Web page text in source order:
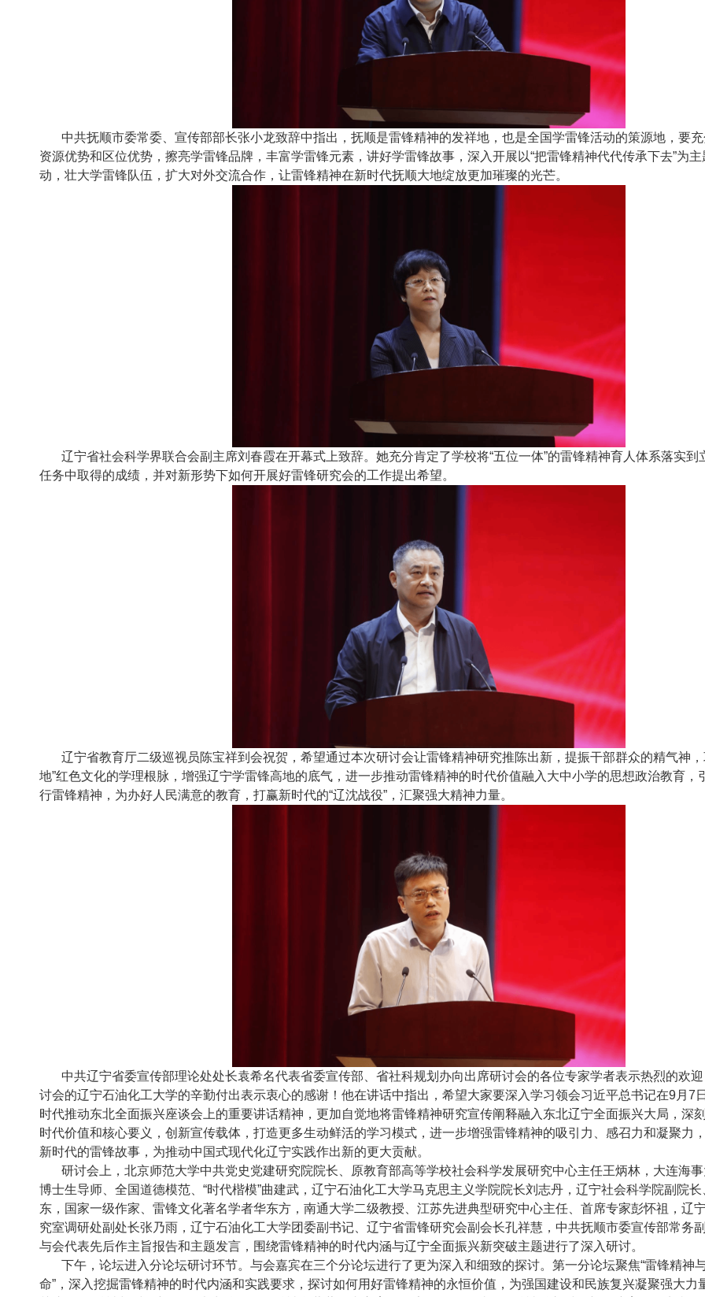
中共抚顺市委常委、宣传部部长张小龙致辞中指出，抚顺是雷锋精神的发祥地，也是全国学雷锋活动的策源地，要
资源优势和区位优势，擦亮学雷锋品牌，丰富学雷锋元素，讲好学雷锋故事，深入开展以“把雷锋精神代代传承下去”为
动，壮大学雷锋队伍，扩大对外交流合作，让雷锋精神在新时代抚顺大地绽放更加璀璨的光芒。
辽宁省社会科学界联合会副主席刘春霞在开幕式上致辞。她充分肯定了学校将“五位一体”的雷锋精神育人体系落实到
任务中取得的成绩，并对新形势下如何开展好雷锋研究会的工作提出希望。
辽宁省教育厅二级巡视员陈宝祥到会祝贺，希望通过本次研讨会让雷锋精神研究推陈出新，提振干部群众的精气神
地”红色文化的学理根脉，增强辽宁学雷锋高地的底气，进一步推动雷锋精神的时代价值融入大中小学的思想政治教育，
行雷锋精神，为办好人民满意的教育，打赢新时代的“辽沈战役”，汇聚强大精神力量。
中共辽宁省委宣传部理论处处长袁希名代表省委宣传部、省社科规划办向出席研讨会的各位专家学者表示热烈的欢
讨会的辽宁石油化工大学的辛勤付出表示衷心的感谢！他在讲话中指出，希望大家要深入学习领会习近平总书记在9月7
时代推动东北全面振兴座谈会上的重要讲话精神，更加自觉地将雷锋精神研究宣传阐释融入东北辽宁全面振兴大局，深
时代价值和核心要义，创新宣传载体，打造更多生动鲜活的学习模式，进一步增强雷锋精神的吸引力、感召力和凝聚力
新时代的雷锋故事，为推动中国式现代化辽宁实践作出新的更大贡献。
研讨会上，北京师范大学中共党史党建研究院院长、原教育部高等学校社会科学发展研究中心主任王炳林，大连海事
博士生导师、全国道德模范、“时代楷模”曲建武， 辽宁石油化工大学马克思主义学院院长刘志丹，辽宁社会科学院副院
东，国家一级作家、雷锋文化著名学者华东方，南通大学二级教授、江苏先进典型研究中心主任、首席专家彭怀祖，辽
究室调研处副处长张乃雨，辽宁石油化工大学团委副书记、辽宁省雷锋研究会副会长孔祥慧，中共抚顺市委宣传部常务
与会代表先后作主旨报告和主题发言，围绕雷锋精神的时代内涵与辽宁全面振兴新突破主题进行了深入研讨。
下午，论坛进入分论坛研讨环节。与会嘉宾在三个分论坛进行了更为深入和细致的探讨。第一分论坛聚焦“雷锋精神
命”，深入挖掘雷锋精神的时代内涵和实践要求，探讨如何用好雷锋精神的永恒价值，为强国建设和民族复兴凝聚强大力